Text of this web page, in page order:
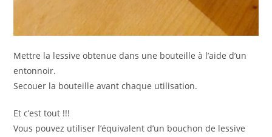
Mettre la lessive obtenue dans une bouteille à l’aide d’un
entonnoir.
Secouer la bouteille avant chaque utilisation.
Et c’est tout !!!
Vous pouvez utiliser l’équivalent d’un bouchon de lessive